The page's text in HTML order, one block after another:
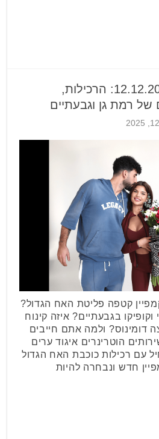
פותחים סופ"ש 12.12.2025: הרכילות,
של רמת גן וגבעתיים
קטפה פליטת האח הגדול?
בגבעתיים? איזה קינוח
דומינוס? ולמה אתם חייבים
הוטרינרים איגוד ערים
עם רכילות כוכבת האח הגדול
חדש ונבחרה להיות